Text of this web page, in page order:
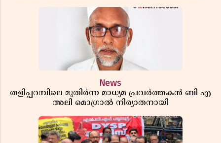
News
തളിപ്പറമ്പിലെ മുതിർന്ന മാധ്യമ പ്രവർത്തകൻ ബി എ
അലി മൊഗ്രാൽ നിര്യാതനായി